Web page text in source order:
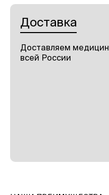
Доставка
Доставляем
всей России